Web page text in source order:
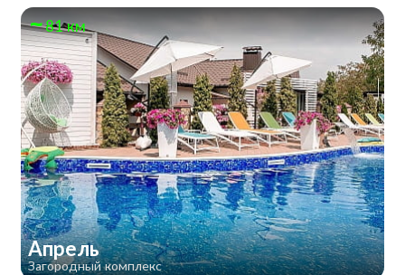
81 км
Апрель
Загородный комплекс